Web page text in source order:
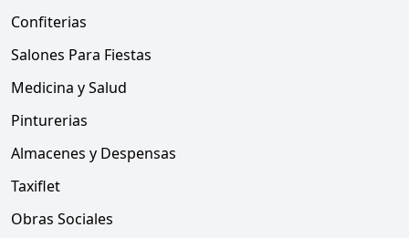
Confiterias
Salones Para Fiestas
Medicina y Salud
Pinturerias
Almacenes y Despensas
Taxiflet
Obras Sociales